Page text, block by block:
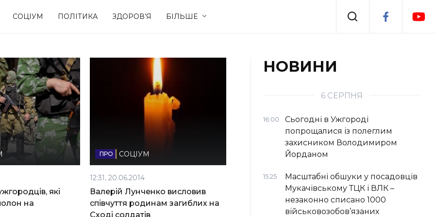
СОЦІУМ ПОЛІТИКА ЗДОРОВ’Я БІЛЬШЕ
Культура Події
Спорт
які
на
СОЦІУМ
12:31, 20.06.2014
Валерій Лунченко висловив
співчуття родинам загиблих на
Сході солдатів
НОВИНИ
6 СЕРПНЯ
16:00
Сьогодні в Ужгороді
попрощалися із полеглим
захисником Володимиром
Йорданом
15:25
Масштабні обшуки у посадовців
Мукачівському ТЦК і ВЛК –
незаконно списано 1000
військовозобов’язаних